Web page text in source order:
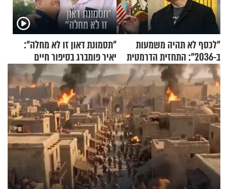
"לכסף לא תהיה משמעות
ב-2036": התחזית הדרמטית
של אילון מאסק על עתיד
הכלכלה
"תסמונת דאון זו לא מחלה":
יאיר פומברג בסיפור חיים
מעורר השראה